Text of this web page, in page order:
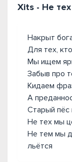
Xits - Не
Накрыт
Для тех,
Мы ищем
Забыв про
Кидаем
А
Старый пёс
Не тех мы
Не тем мы
льётся